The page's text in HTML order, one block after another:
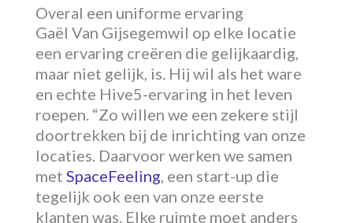
Overal een uniforme ervaring
Gaël Van Gijsegemwil op elke locatie
een ervaring creëren die gelijkaardig,
maar niet gelijk, is. Hij wil als het ware
en echte Hive5-ervaring in het leven
roepen. “Zo willen we een zekere stijl
doortrekken bij de inrichting van onze
locaties. Daarvoor werken we samen
met SpaceFeeling, een start-up die
tegelijk ook een van onze eerste
klanten was. Elke ruimte moet anders